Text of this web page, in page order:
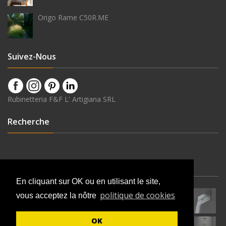
En cliquant sur OK ou en utilisant le site,
vous acceptez la nôtre politique de cookies
OK
Origo Rame C50R.ME
Suivez-Nous
Rubinetteria F&F L' Artigiana SRL
Recherche